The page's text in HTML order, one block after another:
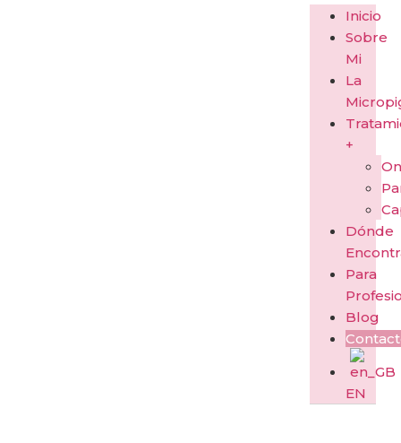
Inicio
Sobre
Mi
La
+
Dónde
Para
Blog
EN